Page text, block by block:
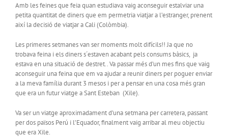
Amb les feines que feia quan estudiava vaig aconseguir estalviar una
petita quantitat de diners que em permetria viatjar a l’estranger, prenent
així la decisió de viatjar a Cali (Colòmbia).
Les primeres setmanes van ser moments molt difícils!! Ja que no
trobava feina i els diners s´estaven acabant pels consums bàsics, ja
estava en una situació de destret.. Va passar més d’un mes fins que vaig
aconseguir una feina que em va ajudar a reunir diners per poguer enviar
a la meva família durant 3 mesos i per a pensar en una cosa més gran
que era un futur viatge a Sant Esteban (Xile).
Va ser un viatge aproximadament d’una setmana per carretera, passant
per dos països Perú i l’Equador, finalment vaig arribar al meu objectiu
que era Xile.